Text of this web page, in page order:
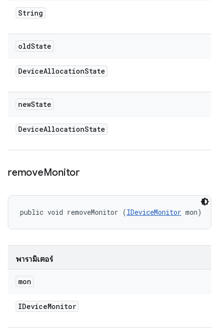
String
oldState
DeviceAllocationState
newState
DeviceAllocationState
removeMonitor
public void removeMonitor (IDeviceMonitor mon)
พารามิเตอร์
mon
IDeviceMonitor